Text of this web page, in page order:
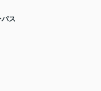
ス